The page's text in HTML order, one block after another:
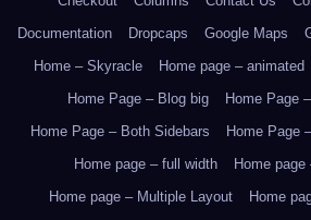
Documentation
Dropcaps Google Maps
Home – Skyracle
Home page – animated
Home Page – Blog big
Home Page
Home Page – Both Sidebars
Home Page
Home page – full width
Home
Home page – Multiple Layout
Home